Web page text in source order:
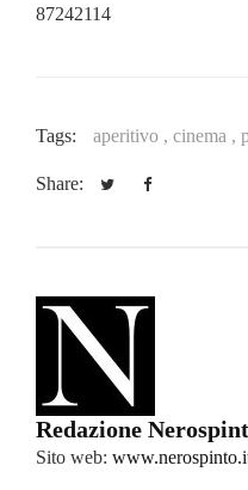
87242114
Tags: aperitivo , cinema ,
Share:
Redazione
Sito web: